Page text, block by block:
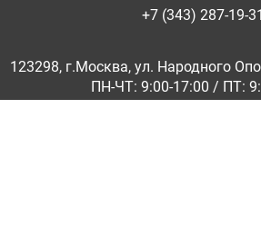
+7 (343) 287-19-31
123298, г.Москва, ул. Народного
ПН-ЧТ: 9:00-17:00 / ПТ: